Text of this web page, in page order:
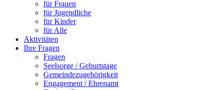
für Frauen
für Jugendliche
für Kinder
für Alle
Aktivitäten
Ihre Fragen
Fragen
Seelsorge / Geburtstage
Gemeindezugehörigkeit
Engagement / Ehrenamt